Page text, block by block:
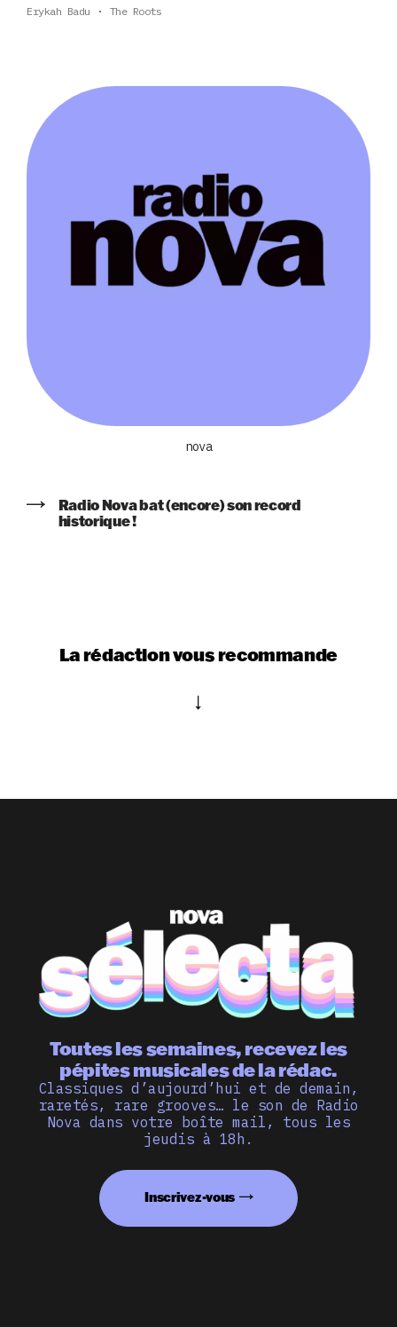
Erykah Badu The Roots
nova
Radio Nova bat (encore) son record
historique !
La rédaction vous recommande
Toutes les semaines, recevez les
pépites musicales de la rédac.
Classiques d’aujourd’hui et de demain,
raretés, rare grooves… le son de Radio
Nova dans votre boîte mail, tous les
jeudis à 18h.
Inscrivez-vous